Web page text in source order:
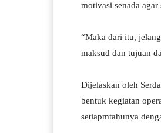
motivasi senada
“Maka dari itu,
maksud dan tujuan
Dijelaskan oleh
bentuk kegiatan
setiapmtahunya